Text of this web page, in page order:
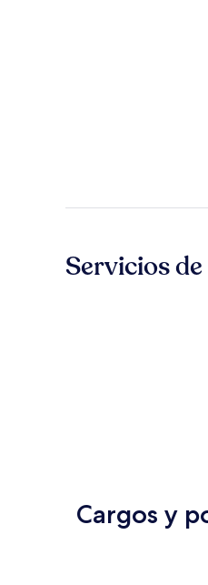
Servicios
Cargos y